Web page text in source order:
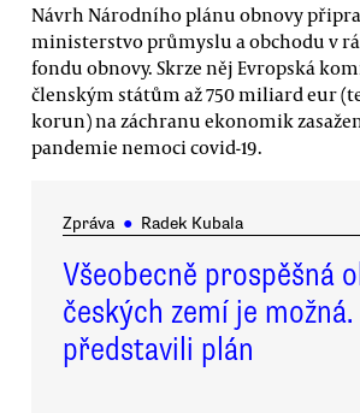
Návrh Národního plánu obnovy
ministerstvo průmyslu a obchodu v
fondu obnovy. Skrze něj Evropská
členským státům až 750 miliard eur
korun) na záchranu ekonomik
pandemie nemoci covid-19.
Zpráva ● Radek Kubala
Všeobecně prospěšná
českých zemí je
představili plán